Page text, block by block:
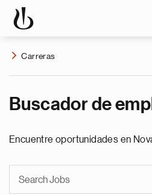
Carreras
Buscador de
Encuentre oportunidades en